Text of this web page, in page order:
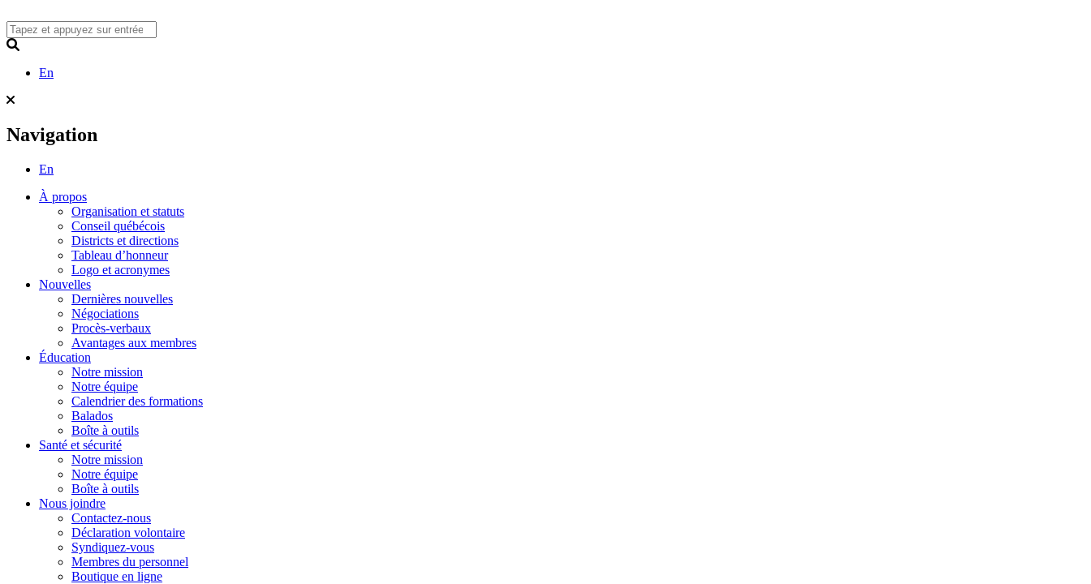
to
content
En
Navigation
En
À propos
Organisation et statuts
Conseil québécois
Districts et directions
Tableau d’honneur
Logo et acronymes
Nouvelles
Dernières nouvelles
Négociations
Procès-verbaux
Avantages aux membres
Éducation
Notre mission
Notre équipe
Calendrier des formations
Balados
Boîte à outils
Santé et sécurité
Notre mission
Notre équipe
Boîte à outils
Nous joindre
Contactez-nous
Déclaration volontaire
Syndiquez-vous
Membres du personnel
Boutique en ligne